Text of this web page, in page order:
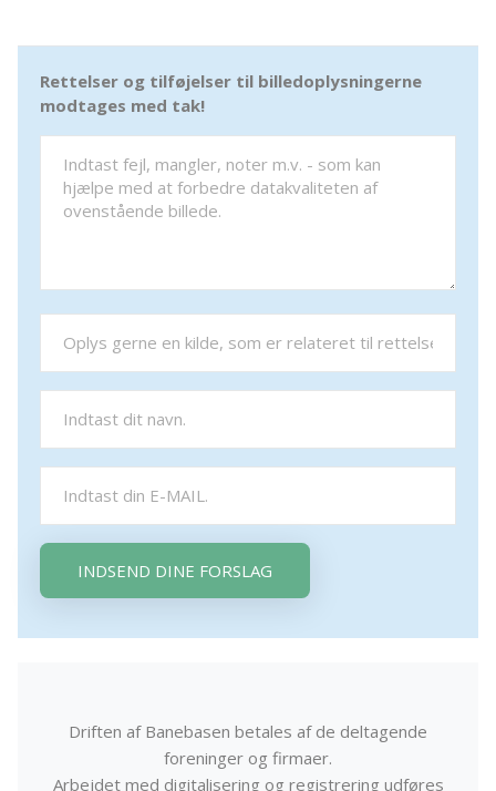
Rettelser og tilføjelser til billedoplysningerne
modtages med tak!
INDSEND DINE FORSLAG
Driften af Banebasen betales af de deltagende
foreninger og firmaer.
Arbejdet med digitalisering og registrering udføres